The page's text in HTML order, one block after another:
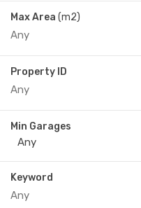
Max Area (m2)
Property ID
Min Garages
Keyword